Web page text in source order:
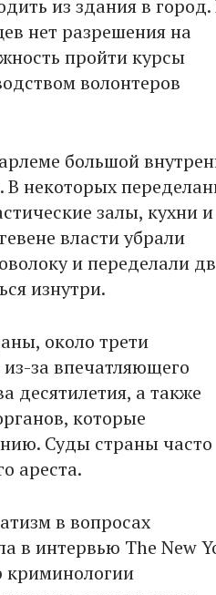
из здания в
нет разрешения на
пройти курсы
волонтеров
большой
В некоторых
залы, кухни и
власти убрали
и переделали
изнутри.
около трети
за впечатляющего
десятилетия, а также
которые
Суды страны часто
ареста.
в вопросах
в интервью The New
криминологии